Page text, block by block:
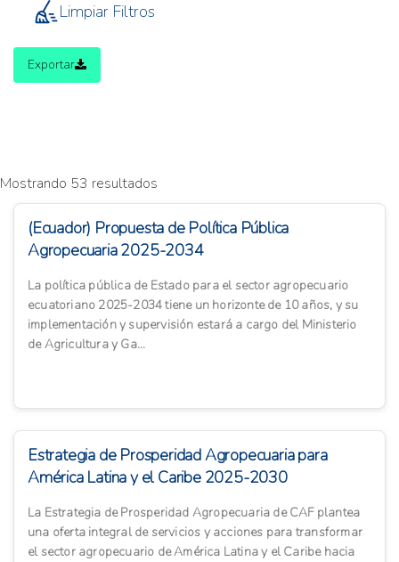
Limpiar Filtros
Exportar
Mostrando 53 resultados
(Ecuador) Propuesta de Política Pública
Agropecuaria 2025-2034
La política pública de Estado para el sector agropecuario
ecuatoriano 2025-2034 tiene un horizonte de 10 años, y su
implementación y supervisión estará a cargo del Ministerio
de Agricultura y Ga...
Estrategia de Prosperidad Agropecuaria para
América Latina y el Caribe 2025-2030
La Estrategia de Prosperidad Agropecuaria de CAF plantea
una oferta integral de servicios y acciones para transformar
el sector agropecuario de América Latina y el Caribe hacia